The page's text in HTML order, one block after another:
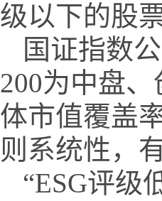
级以下的股票
国证指数
200为中盘
体市值覆盖
则系统性，
“ESG评级